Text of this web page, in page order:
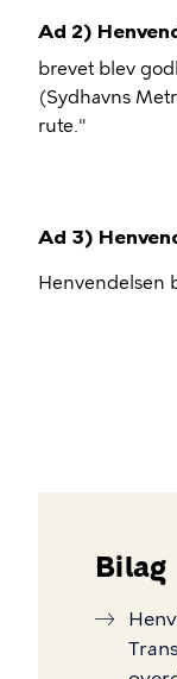
Ad 2)
brevet blev
(Sydhavns
rute."
Ad 3)
Henvendelsen
Bilag